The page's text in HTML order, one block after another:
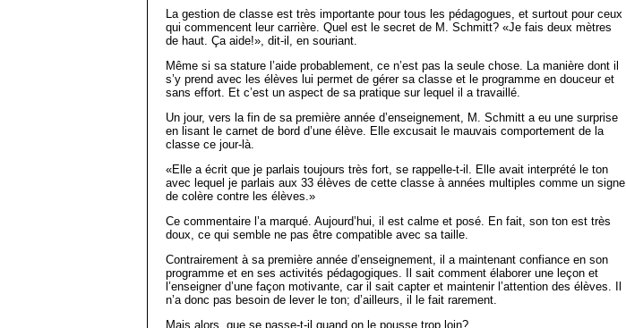
La gestion de classe est très importante pour tous les pédagogues, et surtout pour ceux
qui commencent leur carrière. Quel est le secret de M. Schmitt? «Je fais deux mètres
de haut. Ça aide!», dit-il, en souriant.
Même si sa stature l’aide probablement, ce n’est pas la seule chose. La manière dont il
s’y prend avec les élèves lui permet de gérer sa classe et le programme en douceur et
sans effort. Et c’est un aspect de sa pratique sur lequel il a travaillé.
Un jour, vers la fin de sa première année d’enseignement, M. Schmitt a eu une surprise
en lisant le carnet de bord d’une élève. Elle excusait le mauvais comportement de la
classe ce jour-là.
«Elle a écrit que je parlais toujours très fort, se rappelle-t-il. Elle avait interprété le ton
avec lequel je parlais aux 33 élèves de cette classe à années multiples comme un signe
de colère contre les élèves.»
Ce commentaire l’a marqué. Aujourd’hui, il est calme et posé. En fait, son ton est très
doux, ce qui semble ne pas être compatible avec sa taille.
Contrairement à sa première année d’enseignement, il a maintenant confiance en son
programme et en ses activités pédagogiques. Il sait comment élaborer une leçon et
l’enseigner d’une façon motivante, car il sait capter et maintenir l’attention des élèves. Il
n’a donc pas besoin de lever le ton; d’ailleurs, il le fait rarement.
Mais alors, que se passe-t-il quand on le pousse trop loin?